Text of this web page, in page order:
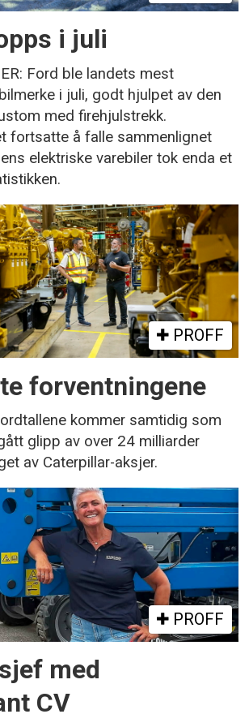
i juli
Ford ble landets mest
i juli, godt hjulpet av den
med firehjulstrekk.
fortsatte å falle sammenlignet
elektriske varebiler tok enda et
PROFF
forventningene
kommer samtidig som
glipp av over 24 milliarder
av Caterpillar-aksjer.
PROFF
med
CV